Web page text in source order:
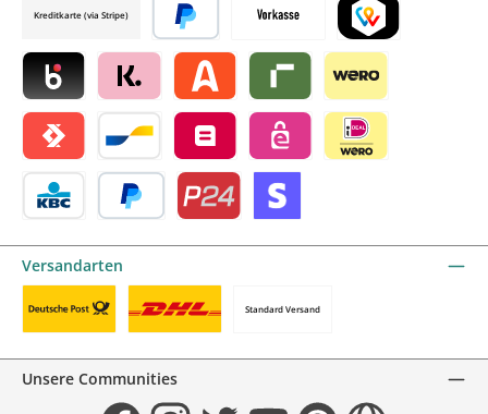
Vorkasse TWINT by mollie
Blik by mollieKlarna by mollieAlma by mollieRiverty by mollie
Wero
Satispay by mollieBancontact by mollie
Belfius by mollieeps by mollie
Kreditkarte (via Stripe)
Später bezahlen
Versandarten
Standard Versand
Unsere Communities